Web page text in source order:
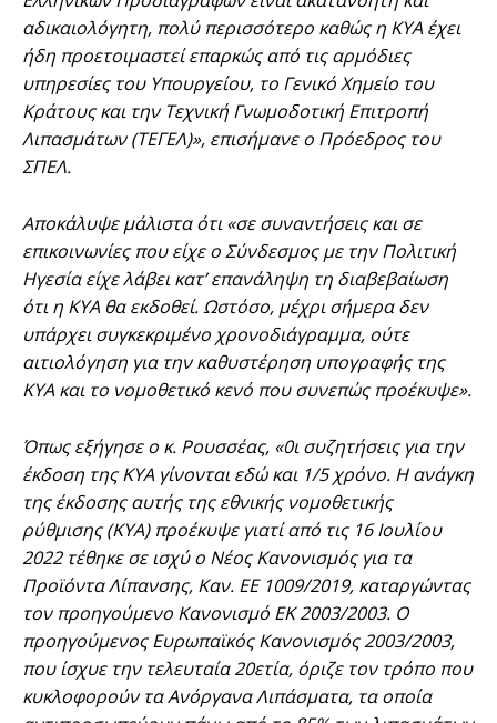
αδικαιολόγητη, πολύ περισσότερο καθώς η ΚΥΑ έχει
ήδη προετοιμαστεί επαρκώς από τις αρμόδιες
υπηρεσίες του Υπουργείου, το Γενικό Χημείο του
Κράτους και την Τεχνική Γνωμοδοτική Επιτροπή
Λιπασμάτων (ΤΕΓΕΛ)», επισήμανε ο Πρόεδρος του
ΣΠΕΛ.
Αποκάλυψε μάλιστα ότι «σε συναντήσεις και σε
επικοινωνίες που είχε ο Σύνδεσμος με την Πολιτική
Ηγεσία είχε λάβει κατ’ επανάληψη τη διαβεβαίωση
ότι η ΚΥΑ θα εκδοθεί. Ωστόσο, μέχρι σήμερα δεν
υπάρχει συγκεκριμένο χρονοδιάγραμμα, ούτε
αιτιολόγηση για την καθυστέρηση υπογραφής της
ΚΥΑ και το νομοθετικό κενό που συνεπώς προέκυψε».
Όπως εξήγησε ο κ. Ρουσσέας, «0ι συζητήσεις για την
έκδοση της ΚΥΑ γίνονται εδώ και 1/5 χρόνο. Η ανάγκη
της έκδοσης αυτής της εθνικής νομοθετικής
ρύθμισης (ΚΥΑ) προέκυψε γιατί από τις 16 Ιουλίου
2022 τέθηκε σε ισχύ ο Νέος Κανονισμός για τα
Προϊόντα Λίπανσης, Καν. ΕΕ 1009/2019, καταργώντας
τον προηγούμενο Κανονισμό ΕΚ 2003/2003. Ο
προηγούμενος Ευρωπαϊκός Κανονισμός 2003/2003,
που ίσχυε την τελευταία 20ετία, όριζε τον τρόπο που
κυκλοφορούν τα Ανόργανα Λιπάσματα, τα οποία